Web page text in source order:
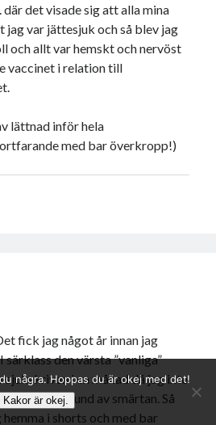
det visade sig att alla mina
jag var jättesjuk och så blev jag
och allt var hemskt och nervöst
vaccinet i relation till
lättnad inför hela
med bar överkropp!)
fick jag något år innan jag
den värsta ”vanliga”
i en månad då jag inte
t-shirt på grund av smärtan. Så
i shorts och med bar
några. Hoppas du är okej med det!
Kakor är okej.